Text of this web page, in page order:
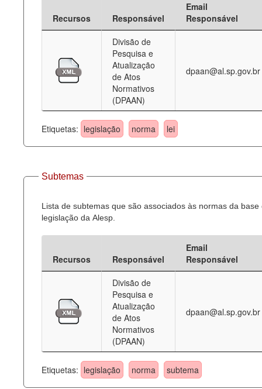
Recursos Responsável
Email
Responsável
Divisão de
Pesquisa e
Atualização
de Atos
Normativos
(DPAAN)
dpaan@al.sp.gov.br
Etiquetas: legislação norma lei
Subtemas
Lista de subtemas que são associados às normas da base
legislação da Alesp.
Recursos Responsável
Email
Responsável
Divisão de
Pesquisa e
Atualização
de Atos
Normativos
(DPAAN)
dpaan@al.sp.gov.br
Etiquetas: legislação norma subtema